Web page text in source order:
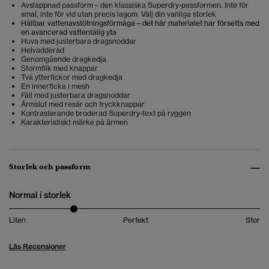
Avslappnad passform – den klassiska Superdry-passformen. Inte för
smal, inte för vid utan precis lagom. Välj din vanliga storlek
Hållbar vattenavstötningsförmåga – det här materialet har försetts med
en avancerad vattentålig yta
Huva med justerbara dragsnoddar
Helvadderad
Genomgående dragkedja
Stormflik med knappar
Två ytterfickor med dragkedja
En innerficka i mesh
Fåll med justerbara dragsnoddar
Ärmslut med resår och tryckknappar
Kontrasterande broderad Superdry-text på ryggen
Karakteristiskt märke på ärmen
Storlek och passform
Normal i storlek
Liten Perfekt Stor
Läs Recensioner